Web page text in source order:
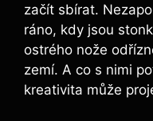
začít sbírat.
ráno, kdy jsou
ostrého nože
zemí. A co s nimi
kreativita může